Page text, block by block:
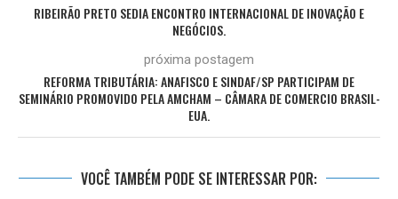
RIBEIRÃO PRETO SEDIA ENCONTRO INTERNACIONAL DE INOVAÇÃO E
NEGÓCIOS.
próxima postagem
REFORMA TRIBUTÁRIA: ANAFISCO E SINDAF/SP PARTICIPAM DE
SEMINÁRIO PROMOVIDO PELA AMCHAM – CÂMARA DE COMERCIO BRASIL-
EUA.
VOCÊ TAMBÉM PODE SE INTERESSAR POR: